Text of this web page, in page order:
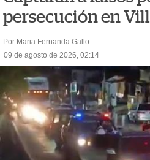
persecución en
Por Maria Fernanda Gallo
09 de agosto de 2026, 02:14